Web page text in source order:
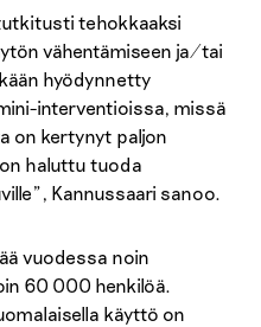
tehokkaaksi
vähentämiseen ja/tai
hyödynnetty
interventioissa, missä
on kertynyt paljon
haluttu tuoda
Kannussaari sanoo.
vuodessa noin
60 000 henkilöä.
käyttö on